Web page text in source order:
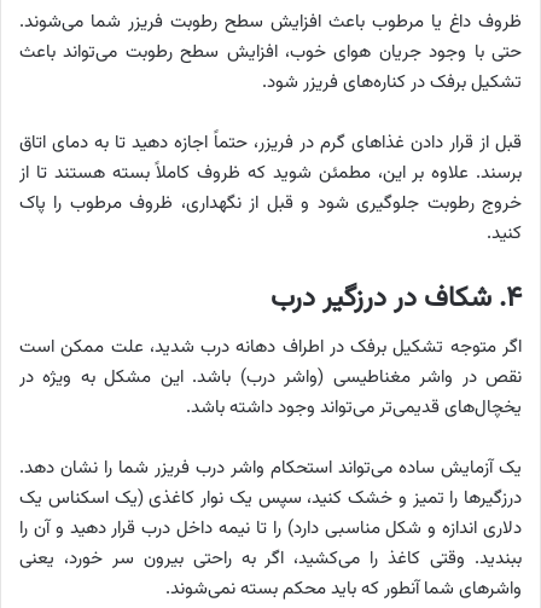
ظروف داغ یا مرطوب باعث افزایش سطح رطوبت فریزر شما می‌شوند.
حتی با وجود جریان هوای خوب، افزایش سطح رطوبت می‌تواند باعث
تشکیل برفک در کناره‌های فریزر شود.
قبل از قرار دادن غذاهای گرم در فریزر، حتماً اجازه دهید تا به دمای اتاق
برسند. علاوه بر این، مطمئن شوید که ظروف کاملاً بسته هستند تا از
خروج رطوبت جلوگیری شود و قبل از نگهداری، ظروف مرطوب را پاک
کنید.
۴. شکاف در درزگیر درب
اگر متوجه تشکیل برفک در اطراف دهانه درب شدید، علت ممکن است
نقص در واشر مغناطیسی (واشر درب) باشد. این مشکل به ویژه در
یخچال‌های قدیمی‌تر می‌تواند وجود داشته باشد.
یک آزمایش ساده می‌تواند استحکام واشر درب فریزر شما را نشان دهد.
درزگیرها را تمیز و خشک کنید، سپس یک نوار کاغذی (یک اسکناس یک
دلاری اندازه و شکل مناسبی دارد) را تا نیمه داخل درب قرار دهید و آن را
ببندید. وقتی کاغذ را می‌کشید، اگر به راحتی بیرون سر خورد، یعنی
واشرهای شما آنطور که باید محکم بسته نمی‌شوند.